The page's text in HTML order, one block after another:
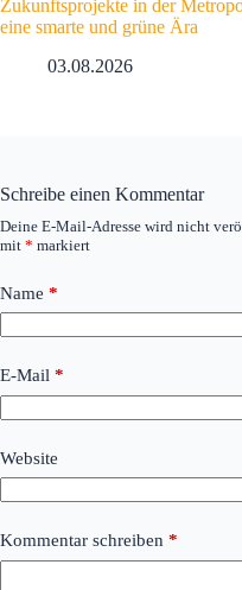
Zukunftsprojekte in der
eine smarte und grüne Ära
03.08.2026
Schreibe einen Kommentar
Deine E-Mail-Adresse wird nicht
mit * markiert
Name *
E-Mail *
Website
Kommentar schreiben *